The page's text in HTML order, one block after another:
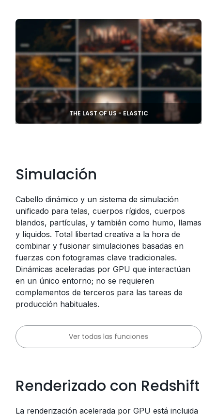
THE LAST OF US - ELASTIC
Simulación
Cabello dinámico y un sistema de simulación
unificado para telas, cuerpos rígidos, cuerpos
blandos, partículas, y también como humo, llamas
y líquidos. Total libertad creativa a la hora de
combinar y fusionar simulaciones basadas en
fuerzas con fotogramas clave tradicionales.
Dinámicas aceleradas por GPU que interactúan
en un único entorno; no se requieren
complementos de terceros para las tareas de
producción habituales.
Ver todas las funciones
Renderizado con Redshift
La renderización acelerada por GPU está incluida